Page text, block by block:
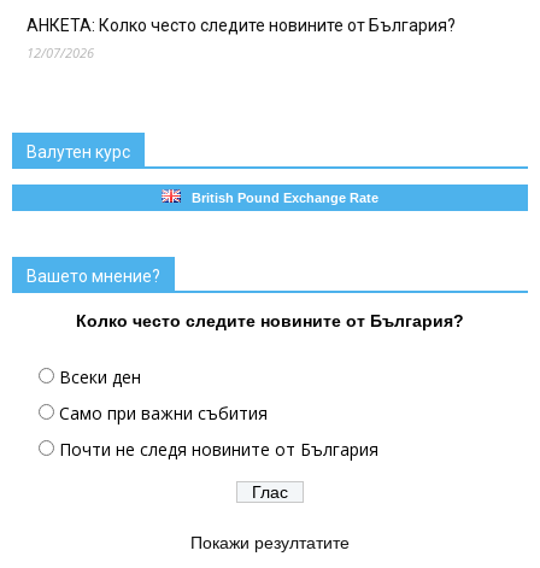
АНКЕТА: Колко често следите новините от България?
12/07/2026
Валутен курс
British Pound Exchange Rate
Вашето мнение?
Колко често следите новините от България?
Всеки ден
Само при важни събития
Почти не следя новините от България
Покажи резултатите